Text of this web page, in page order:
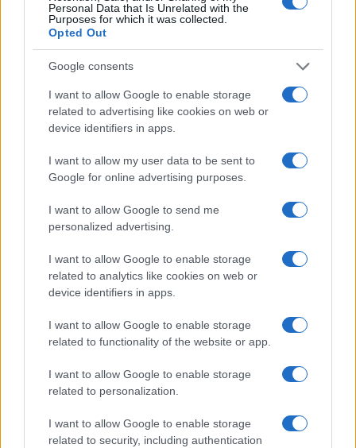
Personal Data that Is Unrelated with the
Purposes for which it was collected.
Opted Out
Google consents
I want to allow Google to enable storage
related to advertising like cookies on web or
device identifiers in apps.
I want to allow my user data to be sent to
Google for online advertising purposes.
I want to allow Google to send me
personalized advertising.
I want to allow Google to enable storage
related to analytics like cookies on web or
device identifiers in apps.
I want to allow Google to enable storage
related to functionality of the website or app.
I want to allow Google to enable storage
related to personalization.
I want to allow Google to enable storage
related to security, including authentication
RECENSIONI
sorprendono dopo otto mesi
Letizia Fontana · 4 Ago 2026
PIÙ LETTI
Archivio Ricordi: la storia della musica italiana
accessibile a tutti
Metodo per valutare un disco senza pregiudizi in modo
chiaro